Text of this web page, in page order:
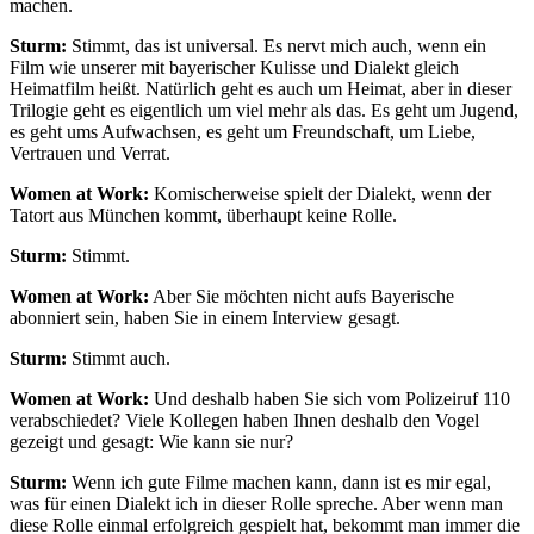
machen.
Sturm: Stimmt, das ist universal. Es nervt mich auch, wenn ein
Film wie unserer mit bayerischer Kulisse und Dialekt gleich
Heimatfilm heißt. Natürlich geht es auch um Heimat, aber in dieser
Trilogie geht es eigentlich um viel mehr als das. Es geht um Jugend,
es geht ums Aufwachsen, es geht um Freundschaft, um Liebe,
Vertrauen und Verrat.
Women at Work: Komischerweise spielt der Dialekt, wenn der
Tatort aus München kommt, überhaupt keine Rolle.
Sturm: Stimmt.
Women at Work: Aber Sie möchten nicht aufs Bayerische
abonniert sein, haben Sie in einem Interview gesagt.
Sturm: Stimmt auch.
Women at Work: Und deshalb haben Sie sich vom Polizeiruf 110
verabschiedet? Viele Kollegen haben Ihnen deshalb den Vogel
gezeigt und gesagt: Wie kann sie nur?
Sturm: Wenn ich gute Filme machen kann, dann ist es mir egal,
was für einen Dialekt ich in dieser Rolle spreche. Aber wenn man
diese Rolle einmal erfolgreich gespielt hat, bekommt man immer die